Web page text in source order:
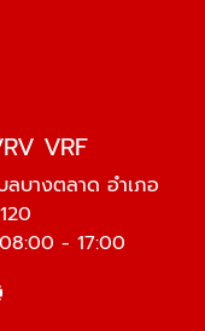
VRF
บางตลาด อำเภอ
08:00 - 17:00